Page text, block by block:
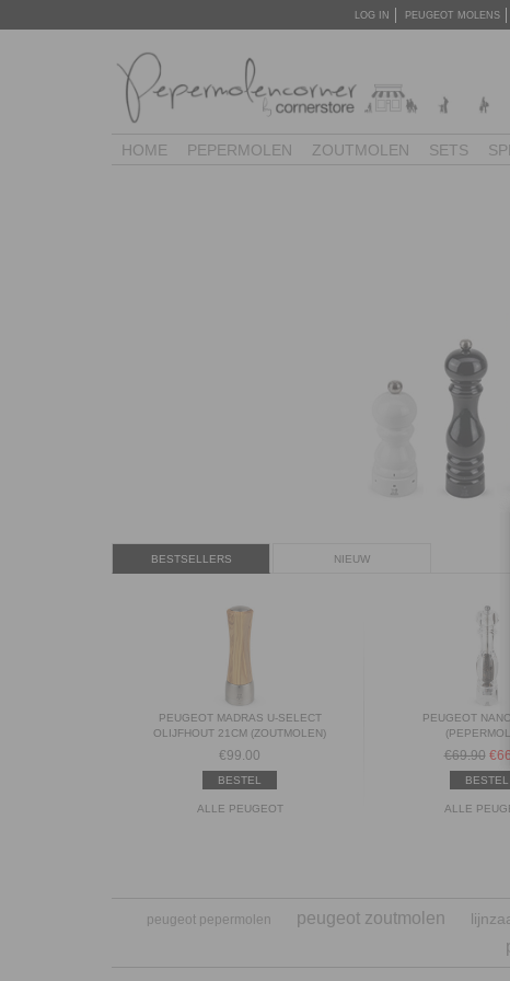
LOG IN PEUGEOT MOLENS
HOME PEPERMOLEN ZOUTMOLEN SETS
BESTSELLERS NIEUW
PEUGEOT MADRAS U-SELECT
OLIJFHOUT 21CM (ZOUTMOLEN)
€99.00
BESTEL
ALLE PEUGEOT
PEUGEOT
€69.90 €
BESTEL
ALLE
peugeot pepermolen peugeot zoutmolen